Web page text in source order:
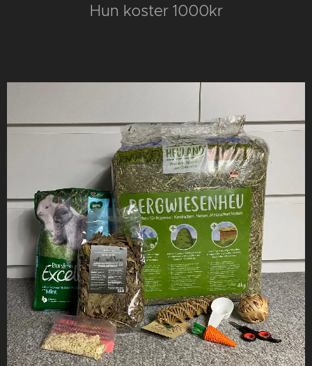
Hun koster 1000kr